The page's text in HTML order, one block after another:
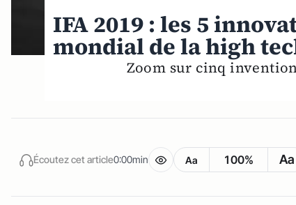
IFA 2019 : les 5
mondial de la high
Zoom sur cinq
Écoutez cet article0:00min Aa 100% Aa